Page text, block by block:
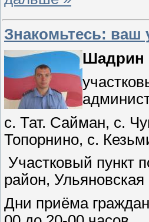
Знакомьтесь: ваш
Шадрин
с. Тат. Сайман, с.
Топорнино, с.
Участковый пункт
район,
Дни приёма